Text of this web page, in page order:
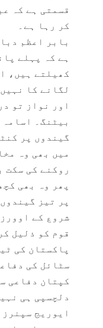
قسمتی ہے کہ
کر رہا ہے۔
بابر اعظم
ہے کہ پہلے
کھیلتے ہیں،
لگانے کا
اور نواز تو
بیٹنگ۔
گیندوں پر
میں بھی وہ
روکنے کی سکت
پھر وہ بھی
پر تیز
شروع کے
قوم کو ذلیل
پاکستان کی
سٹائل کی
کپتان دفاعی
دلچسپی ہی
ایوریج